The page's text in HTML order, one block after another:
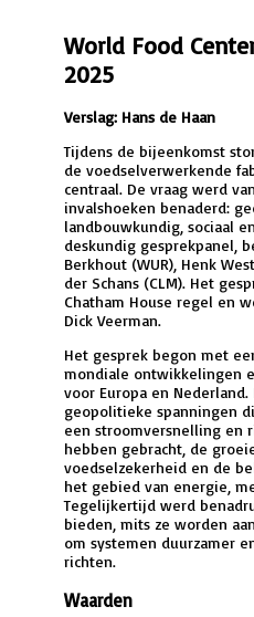
World Food
2025
Verslag: Hans de Haan
Tijdens de bijeenkomst
de voedselverwerkende
centraal. De vraag werd
invalshoeken benaderd:
landbouwkundig, sociaal
deskundig gesprekpanel,
Berkhout (WUR), Henk
der Schans (CLM). Het
Chatham House regel en
Dick Veerman.
Het gesprek begon met
mondiale ontwikkelingen
voor Europa en
geopolitieke spanningen
een stroomversnelling en
hebben gebracht, de
voedselzekerheid en de
het gebied van energie,
Tegelijkertijd werd
bieden, mits ze worden
om systemen duurzamer
richten.
Waarden